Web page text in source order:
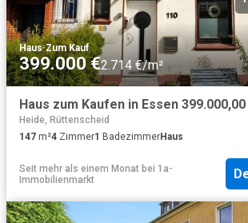
Haus·Zum Kauf
399.000 €2.714 €/m²
Haus zum Kaufen in Essen 399.000,00
Heide, Rüttenscheid
147 m²4 Zimmer1 BadezimmerHaus
Seit mehr als einem Monat bei 1a-
Immobilienmarkt